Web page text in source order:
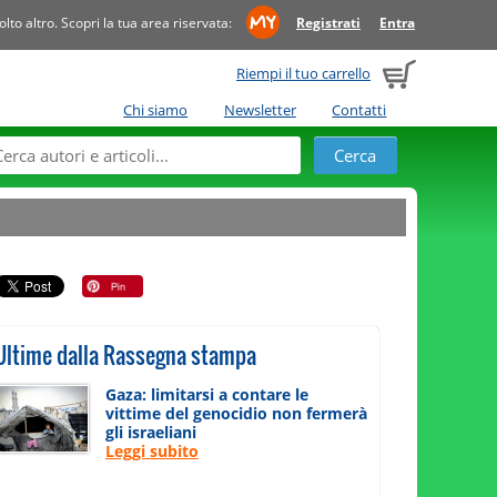
altro. Scopri la tua area riservata: Registrati Entra
Riempi il tuo carrello
Chi siamo
Newsletter Contatti
dalla Rassegna stampa
Gaza: limitarsi a contare le
vittime del genocidio non fermerà
gli israeliani
Leggi subito